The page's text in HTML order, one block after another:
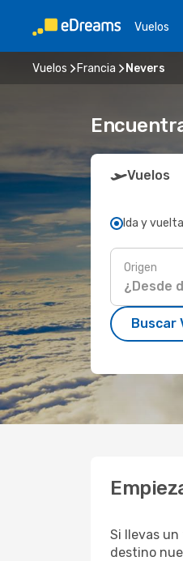
Vuelos
Vuelos Francia Nevers
Vuelos
Ida y vuelta
Origen
Buscar
Si llevas
destino